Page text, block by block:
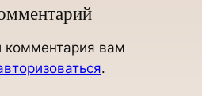
комментария вам
.